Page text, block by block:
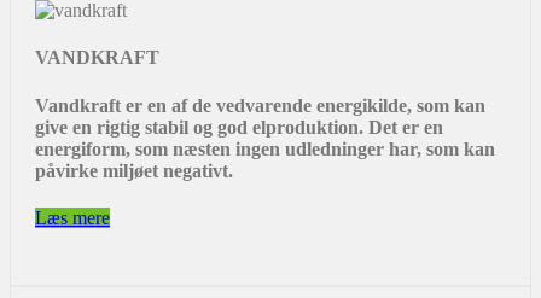
VANDKRAFT
Vandkraft er en af de vedvarende energikilde, som kan
give en rigtig stabil og god elproduktion. Det er en
energiform, som næsten ingen udledninger har, som kan
påvirke miljøet negativt.
Læs mere